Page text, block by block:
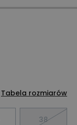
Tabela rozmiarów
38